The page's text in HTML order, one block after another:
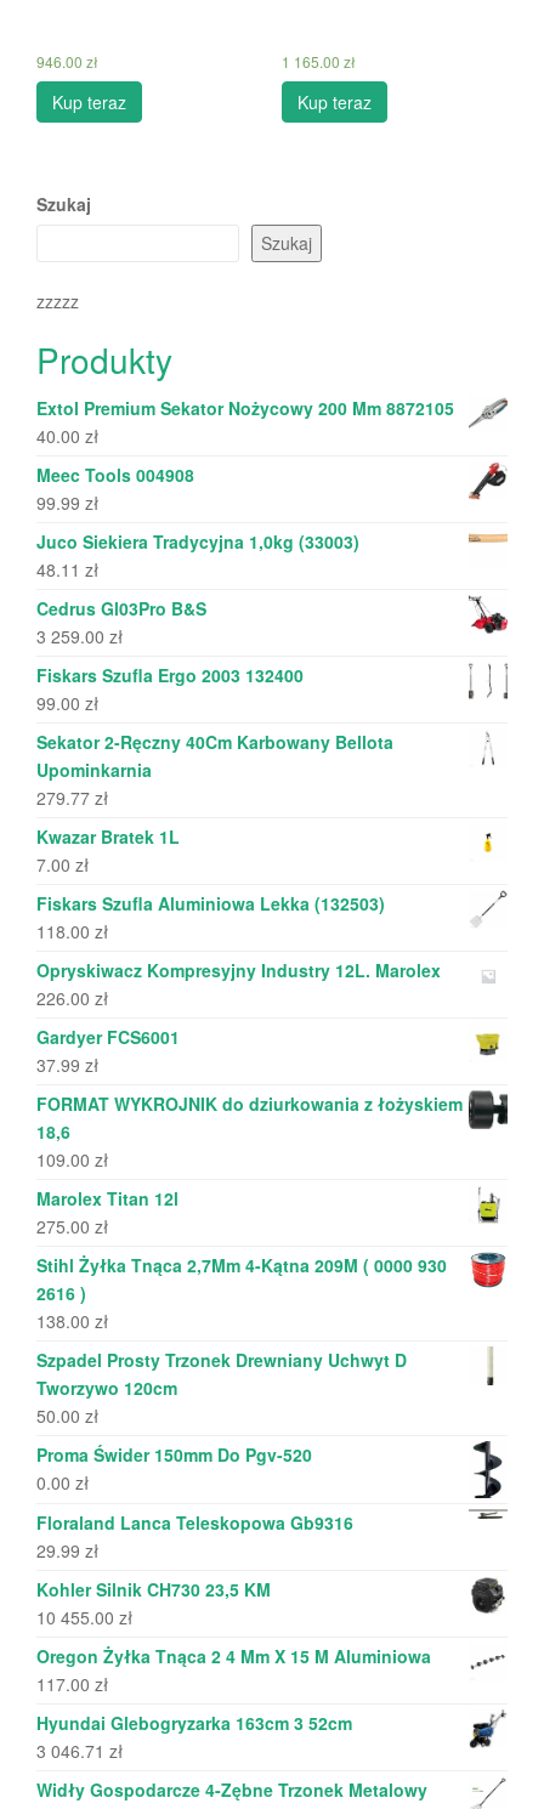
946.00 zł
Kup teraz
1 165.00 zł
Kup teraz
Szukaj
Szukaj
zzzzz
Produkty
Extol Premium Sekator Nożycowy 200 Mm 8872105
40.00 zł
Meec Tools 004908
99.99 zł
Juco Siekiera Tradycyjna 1,0kg (33003)
48.11 zł
Cedrus Gl03Pro B&S
3 259.00 zł
Fiskars Szufla Ergo 2003 132400
99.00 zł
Sekator 2-Ręczny 40Cm Karbowany Bellota
Upominkarnia
279.77 zł
Kwazar Bratek 1L
7.00 zł
Fiskars Szufla Aluminiowa Lekka (132503)
118.00 zł
Opryskiwacz Kompresyjny Industry 12L. Marolex
226.00 zł
Gardyer FCS6001
37.99 zł
FORMAT WYKROJNIK do dziurkowania z łożyskiem
18,6
109.00 zł
Marolex Titan 12l
275.00 zł
Stihl Żyłka Tnąca 2,7Mm 4-Kątna 209M ( 0000 930
2616 )
138.00 zł
Szpadel Prosty Trzonek Drewniany Uchwyt D
Tworzywo 120cm
50.00 zł
Proma Świder 150mm Do Pgv-520
0.00 zł
Floraland Lanca Teleskopowa Gb9316
29.99 zł
Kohler Silnik CH730 23,5 KM
10 455.00 zł
Oregon Żyłka Tnąca 2 4 Mm X 15 M Aluminiowa
117.00 zł
Hyundai Glebogryzarka 163cm 3 52cm
3 046.71 zł
Widły Gospodarcze 4-Zębne Trzonek Metalowy